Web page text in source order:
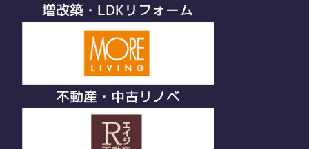
増改築・LDKリフォーム
不動産・中古リノベ